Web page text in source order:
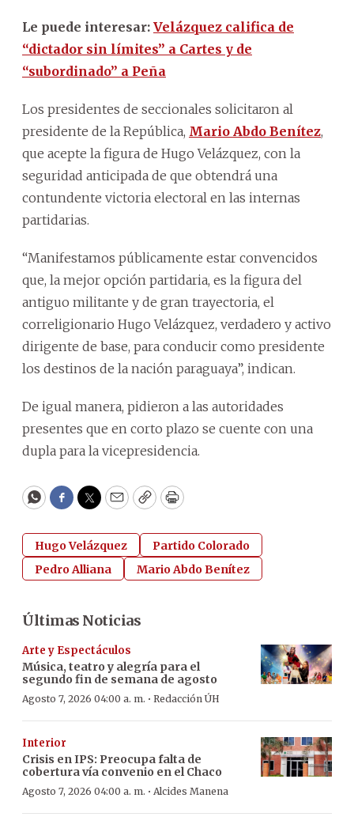
Le puede interesar: Velázquez califica de
“dictador sin límites” a Cartes y de
“subordinado” a Peña
Los presidentes de seccionales solicitaron al
presidente de la República, Mario Abdo Benítez,
que acepte la figura de Hugo Velázquez, con la
seguridad anticipada de que obtendrá una
contundente victoria electoral en las internas
partidarias.
“Manifestamos públicamente estar convencidos
que, la mejor opción partidaria, es la figura del
antiguo militante y de gran trayectoria, el
correligionario Hugo Velázquez, verdadero y activo
dirigente de base, para conducir como presidente
los destinos de la nación paraguaya”, indican.
De igual manera, pidieron a las autoridades
presentes que en corto plazo se cuente con una
dupla para la vicepresidencia.
WhatsApp
Facebook
Twitter
EmailCopyPrint
Hugo Velázquez
Partido Colorado
Pedro Alliana
Mario Abdo Benítez
Últimas Noticias
Arte y Espectáculos
Música, teatro y alegría para el
segundo fin de semana de agosto
Agosto 7, 2026 04:00 a. m. · Redacción ÚH
Interior
Crisis en IPS: Preocupa falta de
cobertura vía convenio en el Chaco
Agosto 7, 2026 04:00 a. m. · Alcides Manena